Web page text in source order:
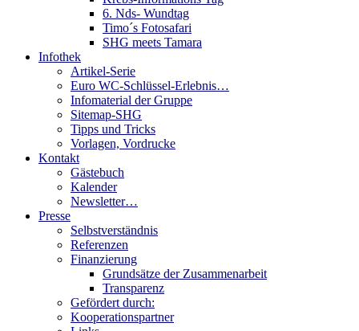
6. Nds- Wundtag
Timo´s Fotosafari
SHG meets Tamara
Infothek
Artikel-Serie
Euro WC-Schlüssel-Erlebnis…
Infomaterial der Gruppe
Sitemap-SHG
Tipps und Tricks
Vorlagen, Vordrucke
Kontakt
Gästebuch
Kalender
Newsletter…
Presse
Selbstverständnis
Referenzen
Finanzierung
Grundsätze der Zusammenarbeit
Transparenz
Gefördert durch:
Kooperationspartner